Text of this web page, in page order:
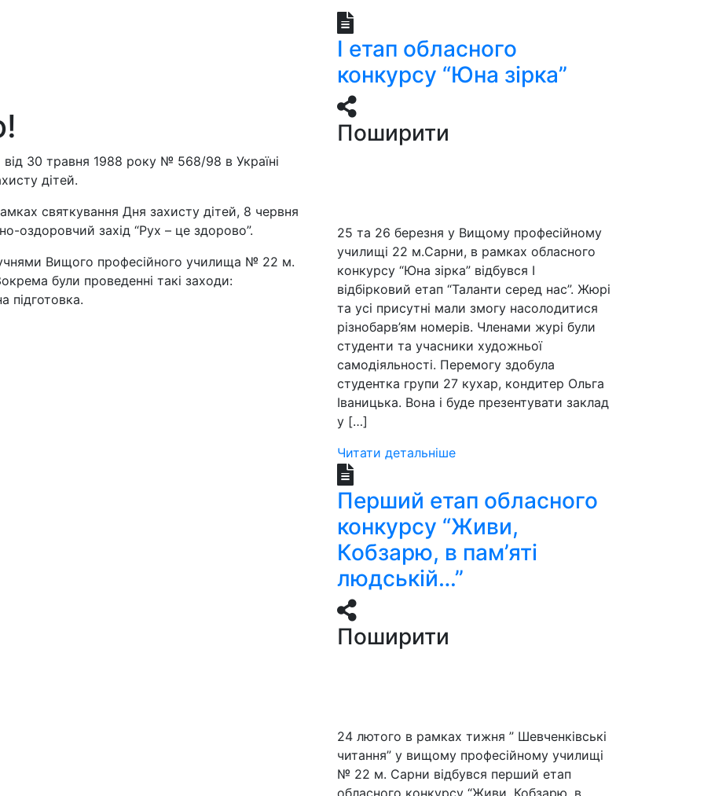
30 травня 1988 року № 568/98 в Україні
дітей.
святкування Дня захисту дітей, 8 червня
оздоровчий захід “Рух – це здорово”.
учнями Вищого професійного училища № 22 м.
були проведенні такі заходи:
підготовка.
І етап обласного
конкурсу “Юна зірка”
Поширити
25 та 26 березня у Вищому професійному
училищі 22 м.Сарни, в рамках обласного
конкурсу “Юна зірка” відбувся І
відбірковий етап “Таланти серед нас”. Жюрі
та усі присутні мали змогу насолодитися
різнобарв’ям номерів. Членами журі були
студенти та учасники художньої
самодіяльності. Перемогу здобула
студентка групи 27 кухар, кондитер Ольга
Іваницька. Вона і буде презентувати заклад
у […]
Читати детальніше
Перший етап обласного
конкурсу “Живи,
Кобзарю, в пам’яті
людській…”
Поширити
24 лютого в рамках тижня ” Шевченківські
читання” у вищому професійному училищі
№ 22 м. Сарни відбувся перший етап
обласного конкурсу “Живи, Кобзарю, в